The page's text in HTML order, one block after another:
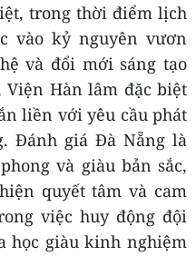
trong thời điểm lịch
vào kỷ nguyên vươn
và đổi mới sáng tạo
Hàn lâm đặc biệt
liền với yêu cầu phát
Đánh giá Đà Nẵng là
và giàu bản sắc,
quyết tâm và cam
việc huy động đội
học giàu kinh nghiệm